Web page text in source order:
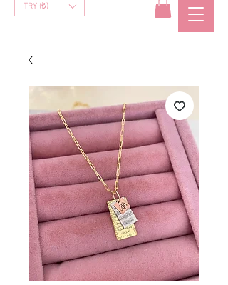
TRY (₺)